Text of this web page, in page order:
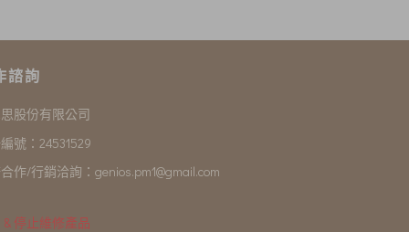
諮詢
股份有限公司
號：24531529
作/行銷洽詢：genios.pm1@gmail.com
& 停止維修產品